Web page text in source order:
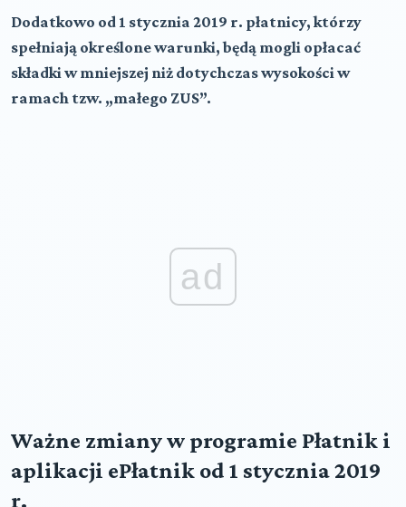
Dodatkowo od 1 stycznia 2019 r. płatnicy, którzy
spełniają określone warunki, będą mogli opłacać
składki w mniejszej niż dotychczas wysokości w
ramach tzw. „małego ZUS”.
ad
Ważne zmiany w programie Płatnik i
aplikacji ePłatnik od 1 stycznia 2019
r.